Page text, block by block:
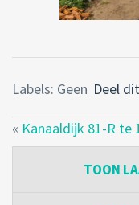
Deel
Labels: Geen
« Kanaaldijk 81-R te
TOON